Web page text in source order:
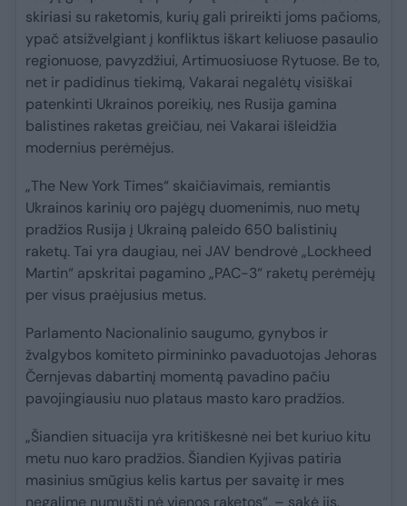
skiriasi su raketomis, kurių gali prireikti joms pačioms,
ypač atsižvelgiant į konfliktus iškart keliuose pasaulio
regionuose, pavyzdžiui, Artimuosiuose Rytuose. Be to,
net ir padidinus tiekimą, Vakarai negalėtų visiškai
patenkinti Ukrainos poreikių, nes Rusija gamina
balistines raketas greičiau, nei Vakarai išleidžia
modernius perėmėjus.
„The New York Times“ skaičiavimais, remiantis
Ukrainos karinių oro pajėgų duomenimis, nuo metų
pradžios Rusija į Ukrainą paleido 650 balistinių
raketų. Tai yra daugiau, nei JAV bendrovė „Lockheed
Martin“ apskritai pagamino „PAC-3“ raketų perėmėjų
per visus praėjusius metus.
Parlamento Nacionalinio saugumo, gynybos ir
žvalgybos komiteto pirmininko pavaduotojas Jehoras
Černjevas dabartinį momentą pavadino pačiu
pavojingiausiu nuo plataus masto karo pradžios.
„Šiandien situacija yra kritiškesnė nei bet kuriuo kitu
metu nuo karo pradžios. Šiandien Kyjivas patiria
masinius smūgius kelis kartus per savaitę ir mes
negalime numušti nė vienos raketos“, – sakė jis.